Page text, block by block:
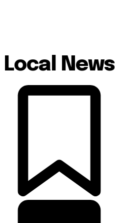
Local News